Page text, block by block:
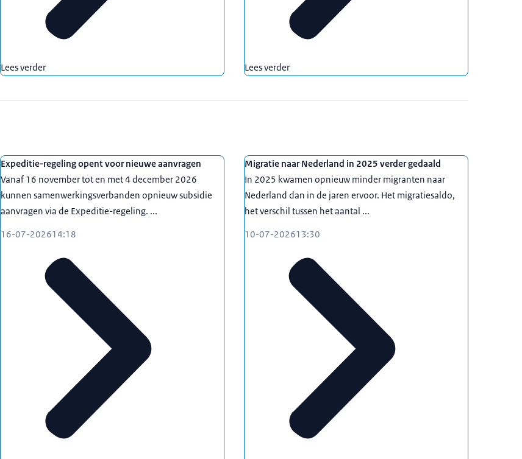
Lees verder Lees verder
Expeditie-regeling opent voor nieuwe aanvragen
Vanaf 16 november tot en met 4 december 2026
kunnen samenwerkingsverbanden opnieuw subsidie
aanvragen via de Expeditie-regeling. ...
16-07-202614:18
Migratie naar Nederland in 2025 verder gedaald
In 2025 kwamen opnieuw minder migranten naar
Nederland dan in de jaren ervoor. Het migratiesaldo,
het verschil tussen het aantal ...
10-07-202613:30